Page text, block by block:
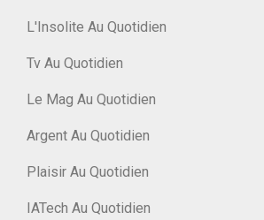
L'Insolite Au Quotidien
Tv Au Quotidien
Le Mag Au Quotidien
Argent Au Quotidien
Plaisir Au Quotidien
IATech Au Quotidien